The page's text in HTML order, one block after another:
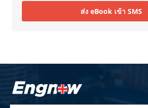
ส่ง eBook เข้า SMS